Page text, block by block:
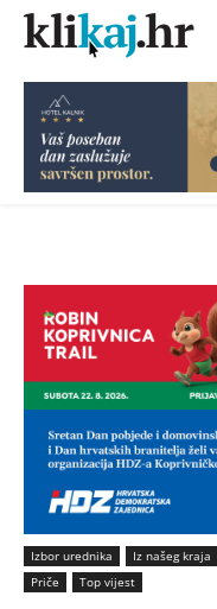
Izbor urednika Iz našeg kraja
Priče
Top vijest